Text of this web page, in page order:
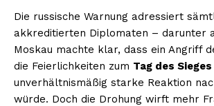
Die russische Warnung adressiert
akkreditierten Diplomaten – darunter
Moskau machte klar, dass ein Angriff
die Feierlichkeiten zum Tag des Sieges
unverhältnismäßig starke Reaktion
würde. Doch die Drohung wirft mehr